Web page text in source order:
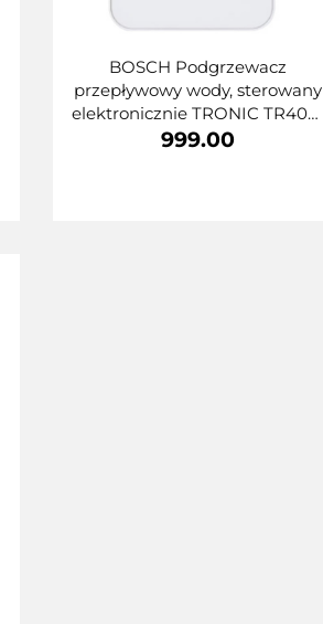
BOSCH Podgrzewacz
przepływowy wody, sterowany
elektronicznie TRONIC TR4001
15/18/21kW 7736506134
999.00